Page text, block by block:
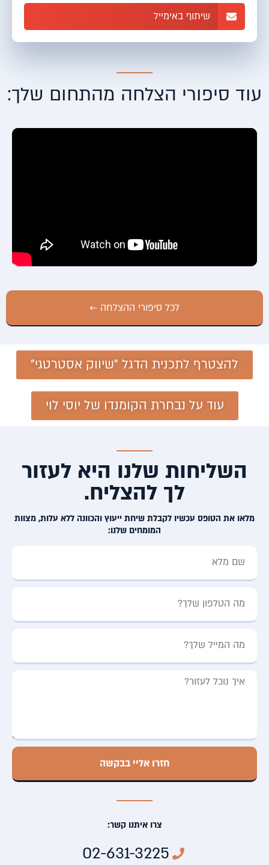
שיתוף באימייל
עוד סיפורי הצלחה מהתחום שלך:
לכל סיפורי ההצלחה ←
להצטרף לתכנית הדגל "שיווק אסטרטגי"
עוד על נבחרת הקומנדו של יוסי לוי
השליחות שלנו היא לעזור
לך להצליח.
מלאו את הטופס עכשיו לקבלת שיחת ייעוץ והכוונה ללא עלות, מצוות
המומחים שלנו:
חזרו אליי בבקשה
צרו איתנו קשר:
02-631-3225